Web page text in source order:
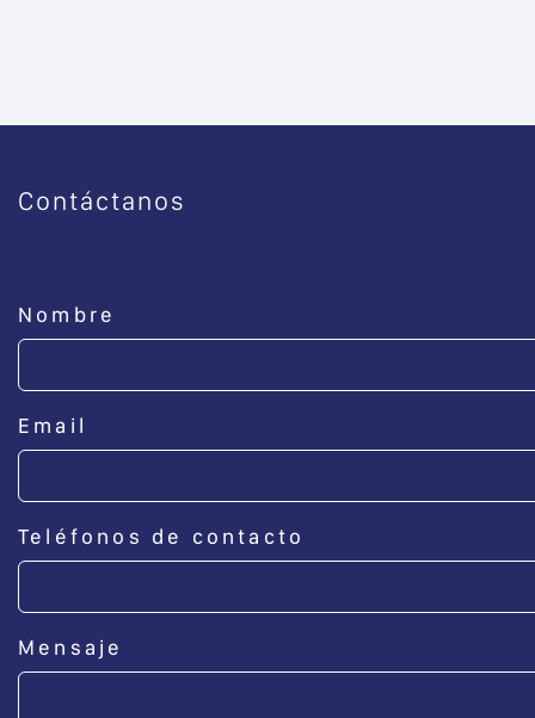
Contáctanos
Nombre
Email
Teléfonos de contacto
Mensaje